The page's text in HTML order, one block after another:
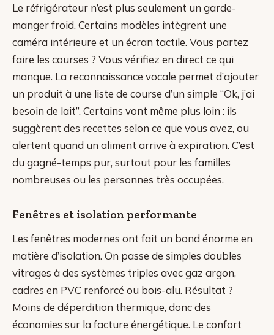
Le réfrigérateur n’est plus seulement un garde-
manger froid. Certains modèles intègrent une
caméra intérieure et un écran tactile. Vous partez
faire les courses ? Vous vérifiez en direct ce qui
manque. La reconnaissance vocale permet d’ajouter
un produit à une liste de course d’un simple “Ok, j’ai
besoin de lait”. Certains vont même plus loin : ils
suggèrent des recettes selon ce que vous avez, ou
alertent quand un aliment arrive à expiration. C’est
du gagné-temps pur, surtout pour les familles
nombreuses ou les personnes très occupées.
Fenêtres et isolation performante
Les fenêtres modernes ont fait un bond énorme en
matière d’isolation. On passe de simples doubles
vitrages à des systèmes triples avec gaz argon,
cadres en PVC renforcé ou bois-alu. Résultat ?
Moins de déperdition thermique, donc des
économies sur la facture énergétique. Le confort